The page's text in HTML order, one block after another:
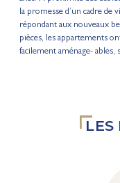
la promesse d’un cadre de
répondant aux nouveaux
pièces, les appartements
facilement aménage-
LES